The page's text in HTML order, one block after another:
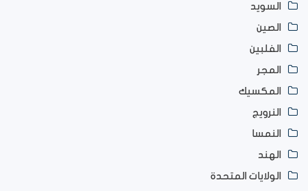
السويد
الصين
الفلبين
المجر
المكسيك
النرويج
النمسا
الهند
الولايات المتحدة